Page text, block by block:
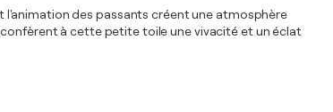
l'animation des passants créent une atmosphère
à cette petite toile une vivacité et un éclat